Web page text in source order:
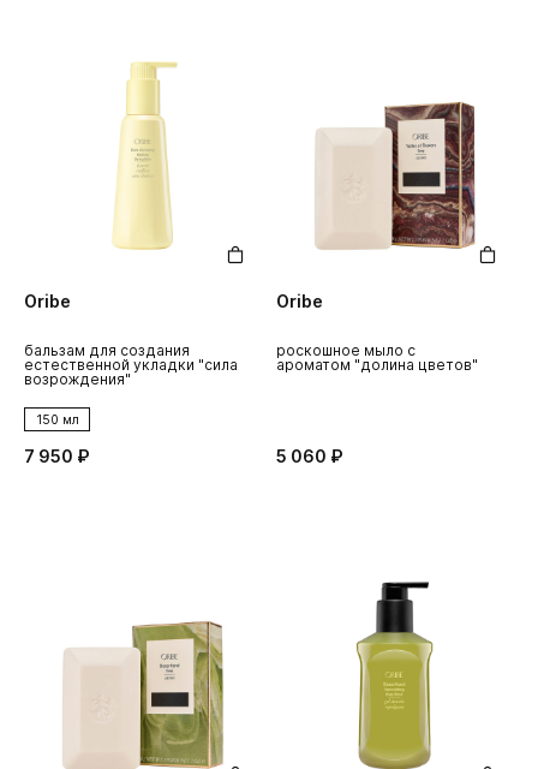
Oribe
бальзам для создания
естественной укладки "сила
возрождения"
150 мл
7 950 ₽
Oribe
роскошное мыло с
ароматом "долина цветов"
5 060 ₽